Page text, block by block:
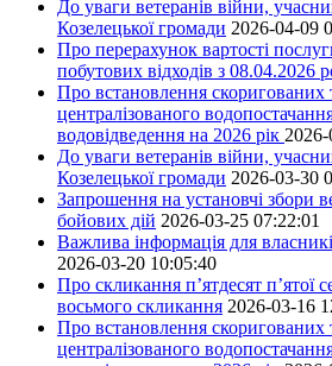
До уваги ветеранів війни,
Козелецької громади 2026-04-09
Про перерахунок вартості
побутових відходів з 08.04.2026
Про встановлення скоригованих
централізованого
водовідведення на 2026 рік
До уваги ветеранів війни,
Козелецької громади 2026-03-30
Запрошення на установчі збори
бойових дій 2026-03-25 07:22:01
Важлива інформація для
2026-03-20 10:05:40
Про скликання п’ятдесят п’ятої
восьмого скликання 2026-03-16
Про встановлення скоригованих
централізованого